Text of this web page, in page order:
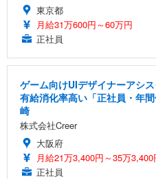
東京都
月給31万600円～60万円
正社員
ゲーム向けUIデザイナーアシ
有給消化率高い「正社員・年
崎
株式会社Creer
大阪府
月給21万3,400円～35万3,400
正社員